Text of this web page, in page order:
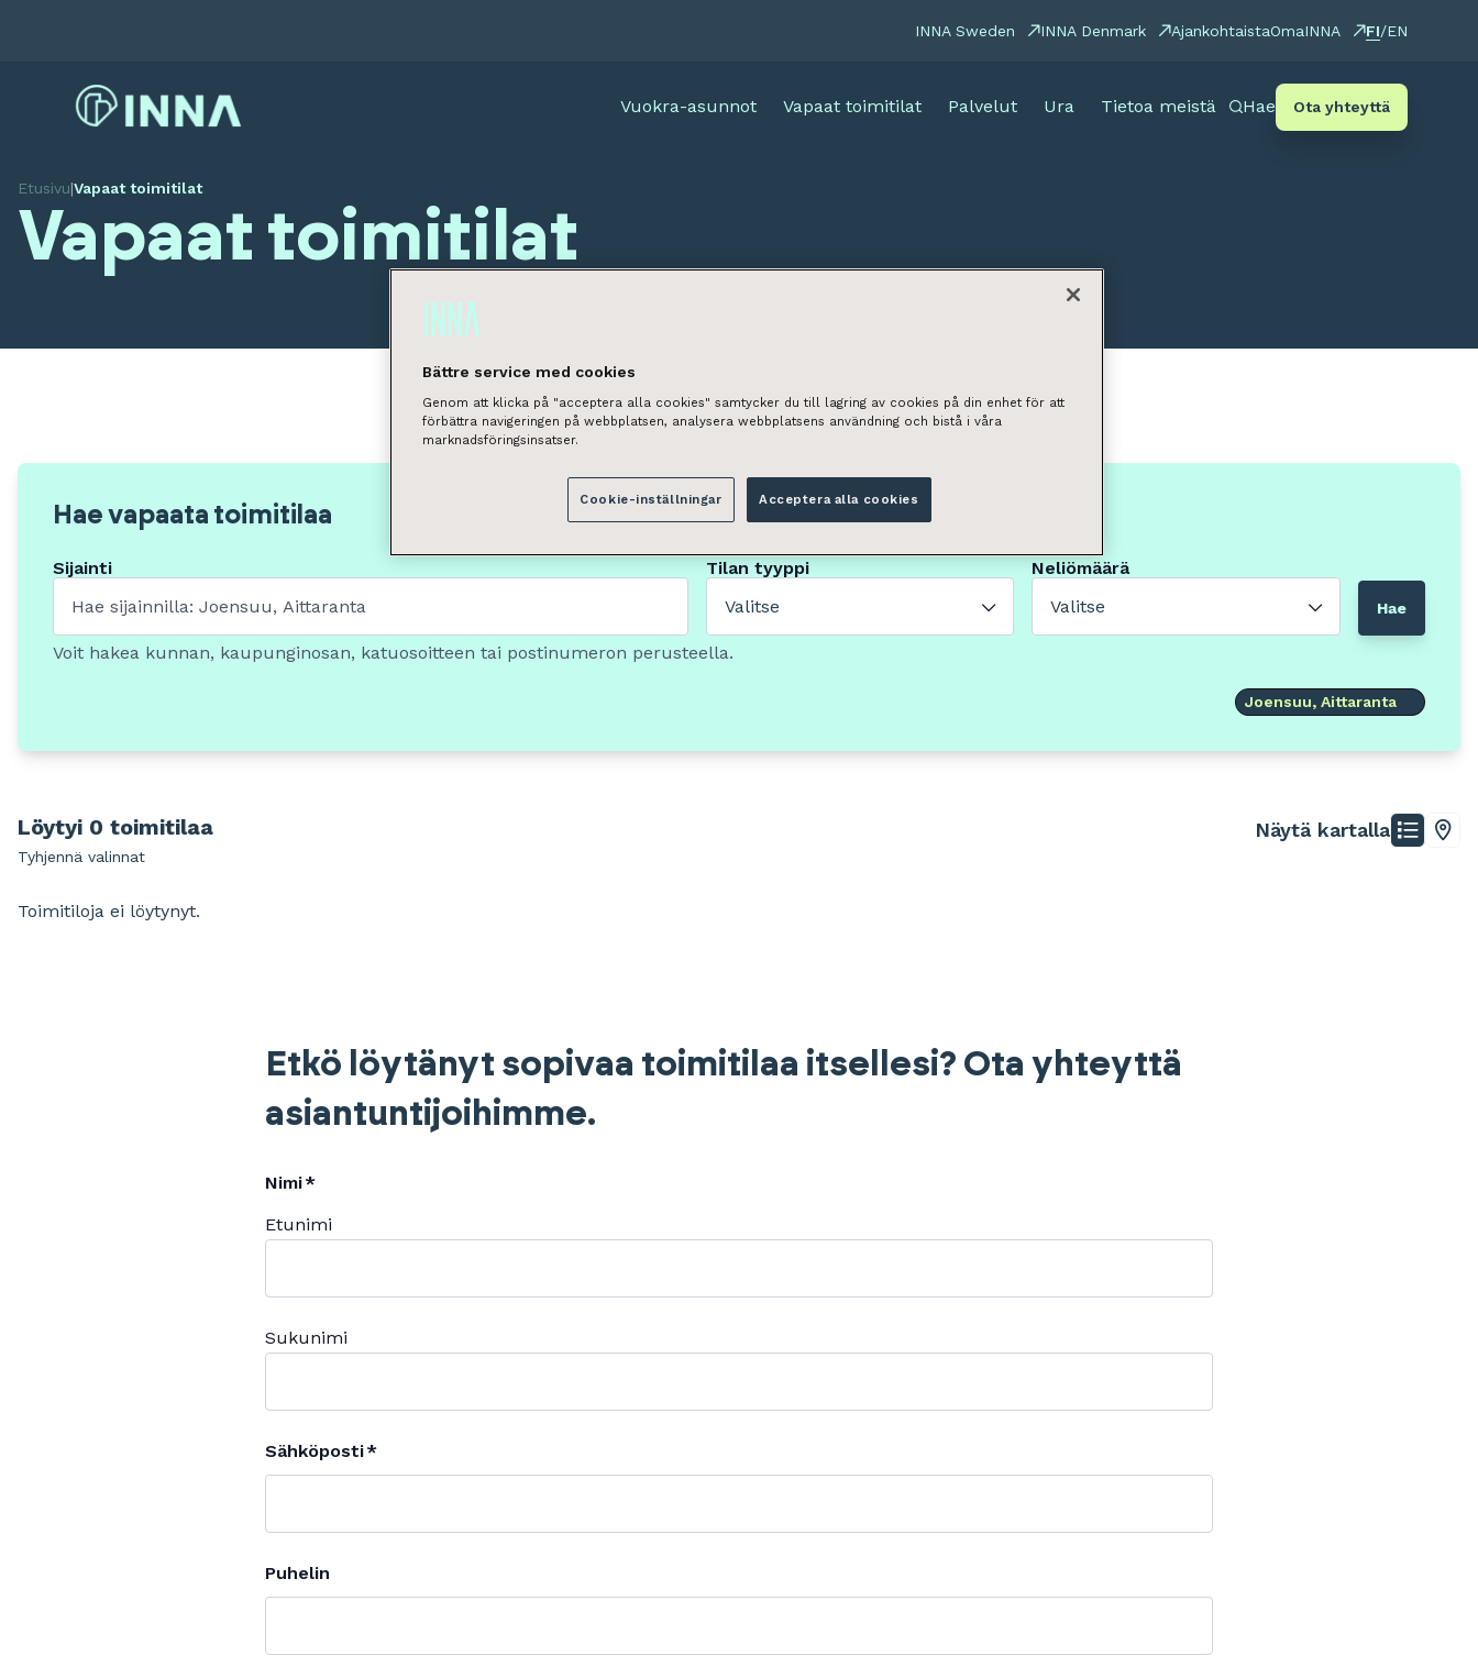
INNA Sweden INNA Denmark AjankohtaistaOmaINNA FI/EN
Vuokra-asunnot Vapaat toimitilat Palvelut Ura Tietoa meistä Hae Ota yhteyttä
Etusivu|Vapaat toimitilat
Vapaat toimitilat
Hae vapaata toimitilaa
Sijainti
Tilan tyyppi
Valitse
Neliömäärä
Valitse
Hae
Voit hakea kunnan, kaupunginosan, katuosoitteen tai postinumeron perusteella.
Joensuu, Aittaranta
Löytyi 0 toimitilaa
Tyhjennä valinnat
Näytä kartalla
Toimitiloja ei löytynyt.
Etkö löytänyt sopivaa toimitilaa itsellesi? Ota yhteyttä
asiantuntijoihimme.
Nimi
Etunimi
Sukunimi
Sähköposti
Puhelin
Bättre service med cookies
Genom att klicka på "acceptera alla cookies" samtycker du till lagring av cookies på din enhet för att
förbättra navigeringen på webbplatsen, analysera webbplatsens användning och bistå i våra
marknadsföringsinsatser.
Cookie-inställningar Acceptera alla cookies